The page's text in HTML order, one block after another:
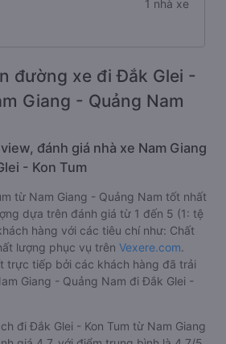
1 nhà xe
đường xe đi Đắk Glei -
Giang - Quảng Nam
đánh giá nhà xe Nam Giang
- Kon Tum
từ Nam Giang - Quảng Nam tốt nhất
dựa trên đánh giá từ 1 đến 5 (1: tệ
hàng với các tiêu chí như: Chất
lượng phục vụ trên Vexere.com.
trực tiếp bởi các khách hàng đã trải
Giang - Quảng Nam đi Đắk Glei -
đi Đắk Glei - Kon Tum từ Nam Giang